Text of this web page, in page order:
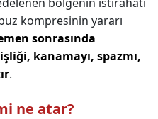
kompresinin yararı
sonrasında
kanamayı, spazmı,
.
ne atar?